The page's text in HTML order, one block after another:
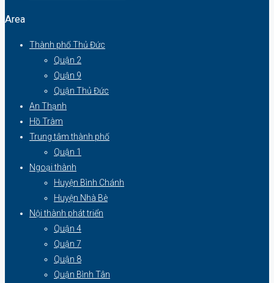
Area
Thành phố Thủ Đức
Quận 2
Quận 9
Quận Thủ Đức
An Thạnh
Hồ Tràm
Trung tâm thành phố
Quận 1
Ngoại thành
Huyện Bình Chánh
Huyện Nhà Bè
Nội thành phát triển
Quận 4
Quận 7
Quận 8
Quận Bình Tân